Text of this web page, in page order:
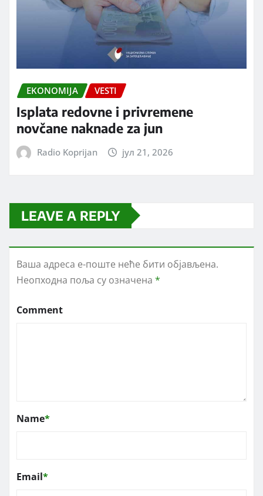
EKONOMIJA VESTI
Isplata redovne i privremene
novčane naknade za jun
Radio Koprijan јул 21, 2026
LEAVE A REPLY
Ваша адреса е-поште неће бити објављена.
Неопходна поља су означена *
Comment
Name*
Email*